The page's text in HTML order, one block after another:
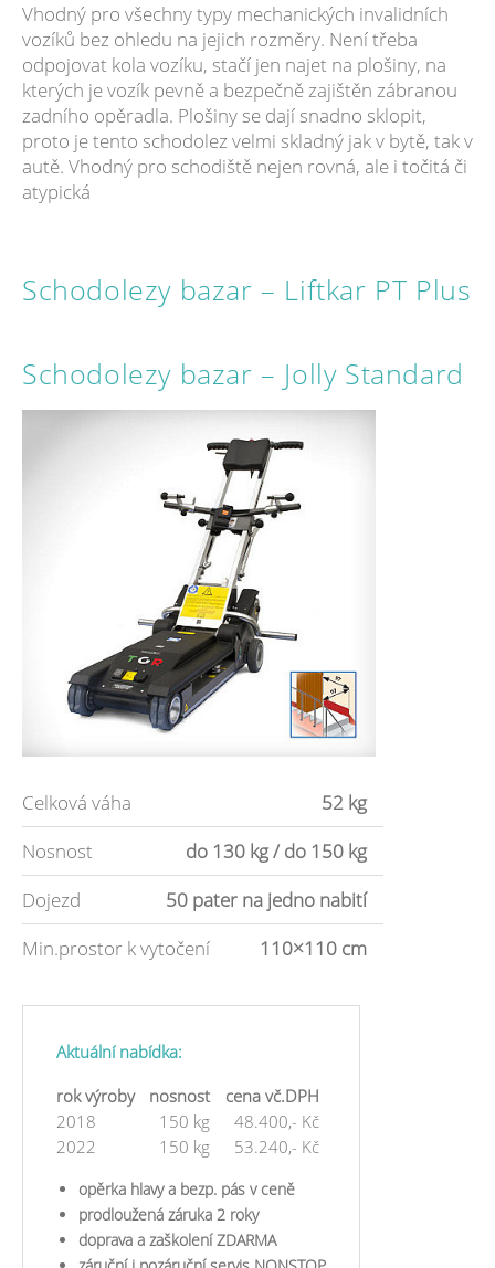
Vhodný pro všechny typy mechanických invalidních
vozíků bez ohledu na jejich rozměry. Není třeba
odpojovat kola vozíku, stačí jen najet na plošiny, na
kterých je vozík pevně a bezpečně zajištěn zábranou
zadního opěradla. Plošiny se dají snadno sklopit,
proto je tento schodolez velmi skladný jak v bytě, tak v
autě. Vhodný pro schodiště nejen rovná, ale i točitá či
atypická
Schodolezy bazar – Liftkar PT Plus
Schodolezy bazar – Jolly Standard
Celková váha
52 kg
Nosnost
do 130 kg / do 150 kg
Dojezd
50 pater na jedno nabití
Min.prostor k vytočení
110×110 cm
Aktuální nabídka:
rok výroby
nosnost
cena vč.DPH
2018
150 kg
48.400,- Kč
2022
150 kg 53.240,- Kč
opěrka hlavy a bezp. pás v ceně
​prodloužená záruka 2 roky
doprava a zaškolení ZDARMA